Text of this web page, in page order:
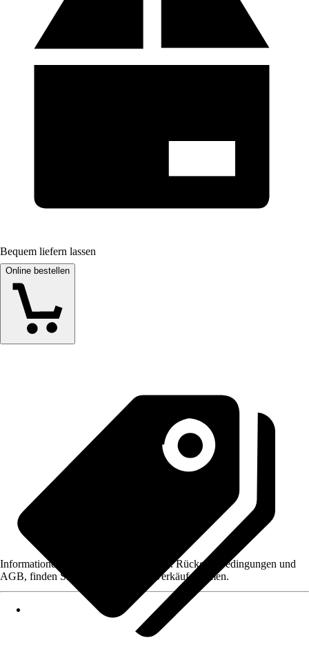
Bequem liefern lassen
Online bestellen
Informationen des Verkäufers, wie z. B. Rückgabebedingungen und
AGB, finden Sie bei Klick auf den Verkäufernamen.